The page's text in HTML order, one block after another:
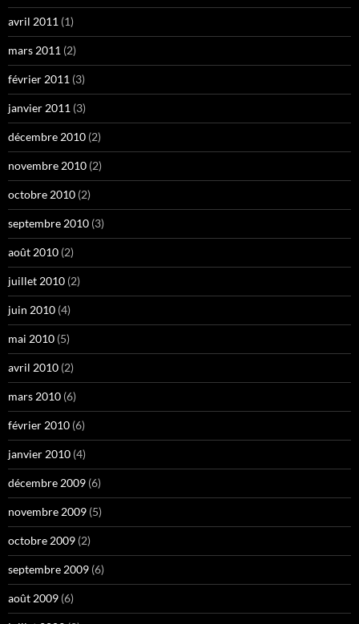
avril 2011 (1)
mars 2011 (2)
février 2011 (3)
janvier 2011 (3)
décembre 2010 (2)
novembre 2010 (2)
octobre 2010 (2)
septembre 2010 (3)
août 2010 (2)
juillet 2010 (2)
juin 2010 (4)
mai 2010 (5)
avril 2010 (2)
mars 2010 (6)
février 2010 (6)
janvier 2010 (4)
décembre 2009 (6)
novembre 2009 (5)
octobre 2009 (2)
septembre 2009 (6)
août 2009 (6)